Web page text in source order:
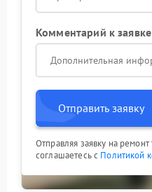
Комментарий к
Отправить заявку
Отправляя заявку на
соглашаетесь с Политикой